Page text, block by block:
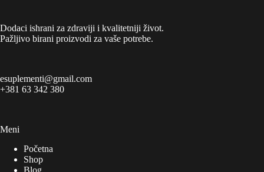
Dodaci ishrani za zdraviji i kvalitetniji život.
Pažljivo birani proizvodi za vaše potrebe.
esuplementi@gmail.com
+381 63 342 380
Meni
Početna
Shop
Blog